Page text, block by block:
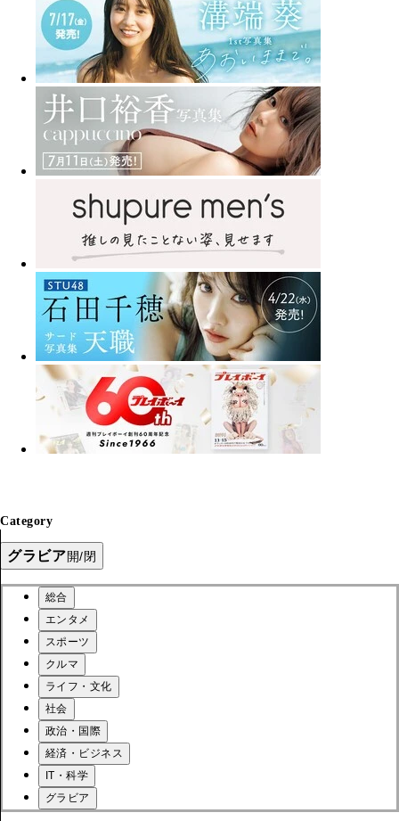
Category
グラビア開/閉
総合
エンタメ
スポーツ
クルマ
ライフ・文化
社会
政治・国際
経済・ビジネス
IT・科学
グラビア